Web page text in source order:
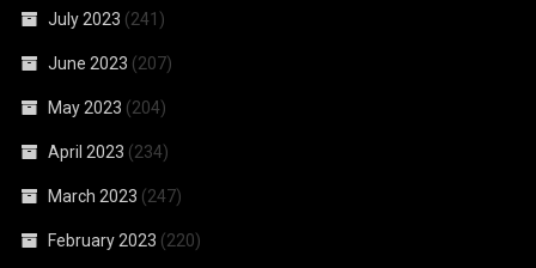
July 2023 (241)
June 2023 (207)
May 2023 (204)
April 2023 (234)
March 2023 (247)
February 2023 (220)